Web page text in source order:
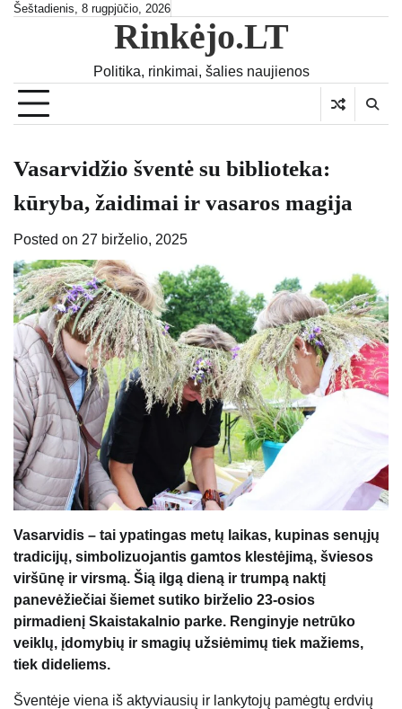
SkipŠeštadienis, 8 rugpjūčio, 2026
Rinkėjo.LT
Politika, rinkimai, šalies naujienos
Vasarvidžio šventė su biblioteka:
kūryba, žaidimai ir vasaros magija
Posted on 27 birželio, 2025
Vasarvidis – tai ypatingas metų laikas, kupinas senųjų
tradicijų, simbolizuojantis gamtos klestėjimą, šviesos
viršūnę ir virsmą. Šią ilgą dieną ir trumpą naktį
panevėžiečiai šiemet sutiko birželio 23-osios
pirmadienį Skaistakalnio parke. Renginyje netrūko
veiklų, įdomybių ir smagių užsiėmimų tiek mažiems,
tiek dideliems.
Šventėje viena iš aktyviausių ir lankytojų pamėgtų erdvių